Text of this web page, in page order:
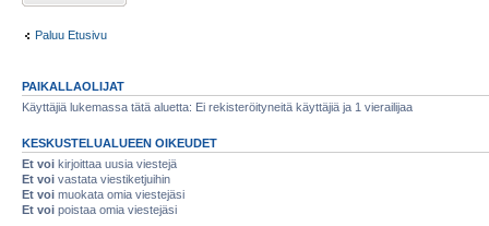
Paluu Etusivu
PAIKALLAOLIJAT
Käyttäjiä lukemassa tätä aluetta: Ei rekisteröityneitä käyttäjiä ja 1 vierailijaa
KESKUSTELUALUEEN OIKEUDET
Et voi kirjoittaa uusia viestejä
Et voi vastata viestiketjuihin
Et voi muokata omia viestejäsi
Et voi poistaa omia viestejäsi